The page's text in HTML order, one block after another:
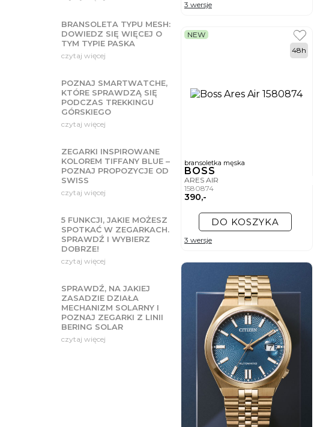
BRANSOLETA TYPU MESH:
DOWIEDZ SIĘ WIĘCEJ O
TYM TYPIE PASKA
czytaj więcej
POZNAJ SMARTWATCHE,
KTÓRE SPRAWDZĄ SIĘ
PODCZAS TREKKINGU
GÓRSKIEGO
czytaj więcej
ZEGARKI INSPIROWANE
KOLOREM TIFFANY BLUE –
POZNAJ PROPOZYCJE OD
SWISS
czytaj więcej
5 FUNKCJI, JAKIE MOŻESZ
SPOTKAĆ W ZEGARKACH.
SPRAWDŹ I WYBIERZ
DOBRZE!
czytaj więcej
SPRAWDŹ, NA JAKIEJ
ZASADZIE DZIAŁA
MECHANIZM SOLARNY I
POZNAJ ZEGARKI Z LINII
BERING SOLAR
czytaj więcej
3 wersje
bransoletka męska
BOSS
ARES AIR
1580874
390,-
NEW
48h
DO KOSZYKA
3 wersje